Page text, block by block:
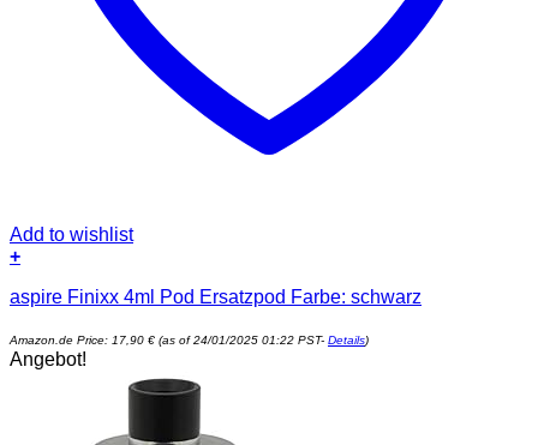
Add to wishlist
+
aspire Finixx 4ml Pod Ersatzpod Farbe: schwarz
Amazon.de Price: 17,90 € (as of 24/01/2025 01:22 PST- Details)
Angebot!